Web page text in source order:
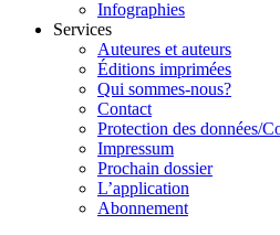
Infographies
Services
Auteures et auteurs
Éditions imprimées
Qui sommes-nous?
Contact
Protection des données/
Impressum
Prochain dossier
L’application
Abonnement